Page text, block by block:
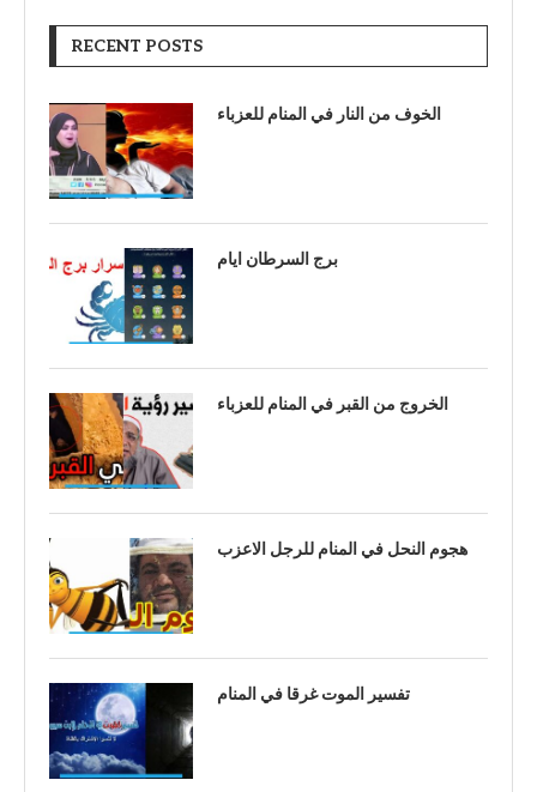
RECENT POSTS
الخوف من النار في المنام للعزباء
برج السرطان ايام
الخروج من القبر في المنام للعزباء
هجوم النحل في المنام للرجل الاعزب
تفسير الموت غرقا في المنام